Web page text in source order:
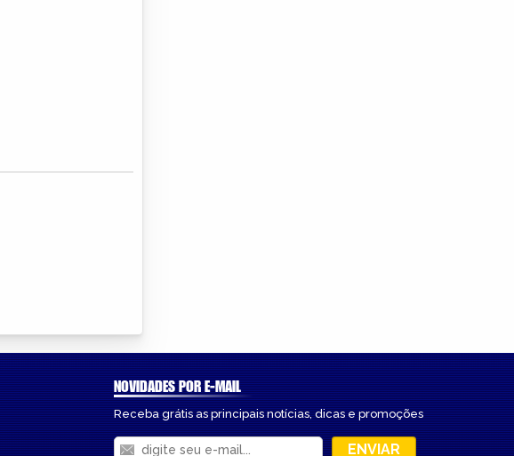
NOVIDADES POR E-MAIL
Receba grátis as principais notícias, dicas e promoções